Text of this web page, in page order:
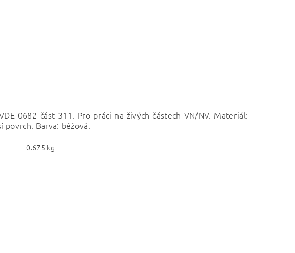
0682 část 311. Pro práci na živých částech VN/NV. Materiál:
Barva: béžová.
0.675 kg